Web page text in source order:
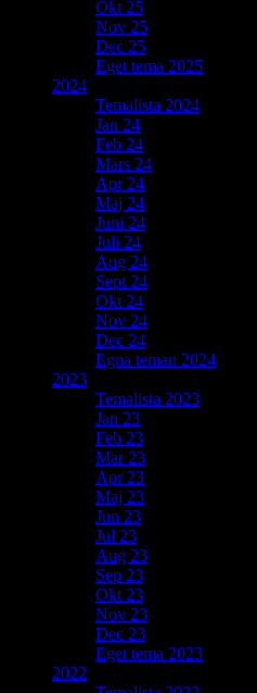
Okt 25
Nov 25
Dec 25
Eget tema 2025
2024
Temalista 2024
Jan 24
Feb 24
Mars 24
Apr 24
Maj 24
Juni 24
Juli 24
Aug 24
Sept 24
Okt 24
Nov 24
Dec 24
Egna teman 2024
2023
Temalista 2023
Jan 23
Feb 23
Mar 23
Apr 23
Maj 23
Jun 23
Jul 23
Aug 23
Sep 23
Okt 23
Nov 23
Dec 23
Eget tema 2023
2022